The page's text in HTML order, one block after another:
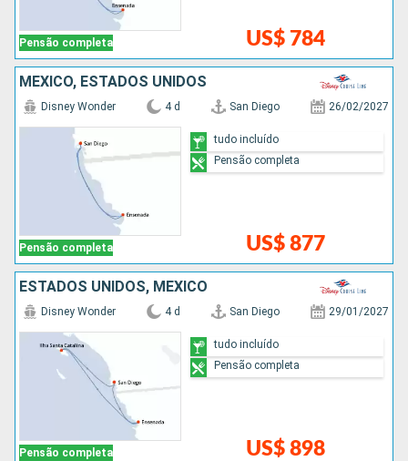
Pensão completa US$ 784
MÉXICO, ESTADOS UNIDOS
Pensão completa
Disney Wonder 4 d San Diego 26/02/2027
US$ 877
tudo incluído
Pensão completa
ESTADOS UNIDOS, MÉXICO
Pensão completa
Disney Wonder 4 d San Diego 29/01/2027
US$ 898
tudo incluído
Pensão completa